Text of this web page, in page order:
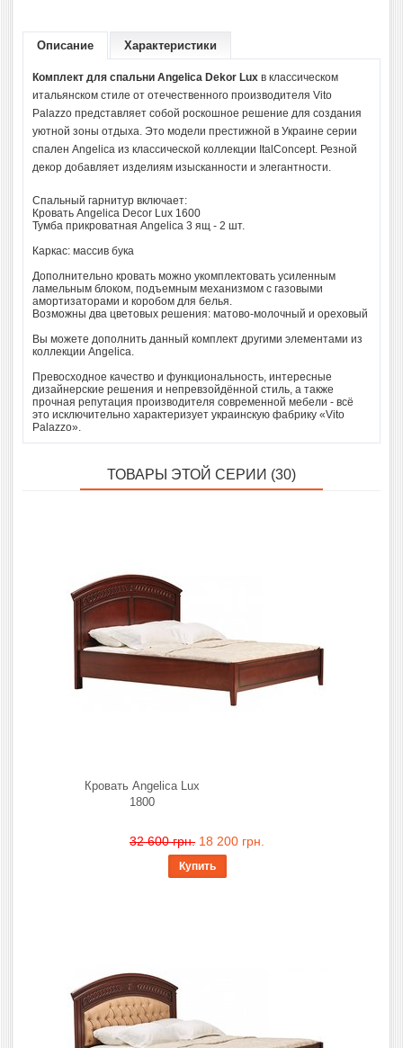
Описание Характеристики
Комплект для спальни Angelica Dekor Lux в классическом
итальянском стиле от отечественного производителя Vito
Palazzo представляет собой роскошное решение для создания
уютной зоны отдыха. Это модели престижной в Украине серии
спален Angelica из классической коллекции ItalConcept. Резной
декор добавляет изделиям изысканности и элегантности.
Спальный гарнитур включает:
Кровать Angelica Decor Lux 1600
Тумба прикроватная Angelica 3 ящ - 2 шт.
Каркас: массив бука
Дополнительно кровать можно укомплектовать усиленным
ламельным блоком, подъемным механизмом с газовыми
амортизаторами и коробом для белья.
Возможны два цветовых решения: матово-молочный и ореховый
Вы можете дополнить данный комплект другими элементами из
коллекции Angelica.
Превосходное качество и функциональность, интересные
дизайнерские решения и непревзойдённой стиль, а также
прочная репутация производителя современной мебели - всё
это исключительно характеризует украинскую фабрику «Vito
Palazzo».
ТОВАРЫ ЭТОЙ СЕРИИ (30)
Кровать Angelica Lux
1800
32 600 грн. 18 200 грн.
Купить